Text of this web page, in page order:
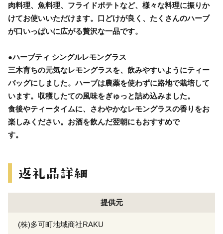
肉料理、魚料理、フライドポテトなど、様々な料理に振りか
けてお使いいただけます。口どけが良く、たくさんのハーブ
が口いっぱいに広がる贅沢な一品です。
●ハーブティ シングルレモングラス
三木育ちの元気なレモングラスを、飲みやすいようにティー
バッグにしました。ハーブは農薬を使わずに路地で栽培して
います。収穫したての風味をぎゅっと詰め込みました。
食後やティータイムに、さわやかなレモングラスの香りをお
楽しみください。お酒を飲んだ翌朝にもおすすめで
提供元
(株)多可町地域商社RAKU